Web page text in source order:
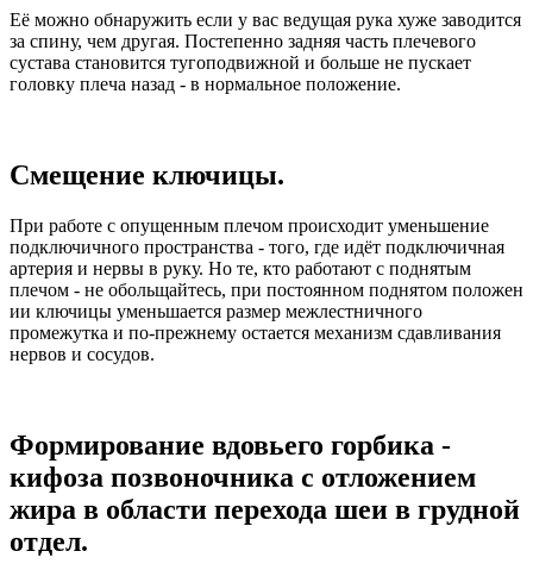
Её можно обнаружить если у вас ведущая рука хуже заводится
за спину, чем другая. Постепенно задняя часть плечевого
сустава становится тугоподвижной и больше не пускает
головку плеча назад - в нормальное положение.
Смещение ключицы.
При работе с опущенным плечом происходит уменьшение
подключичного пространства - того, где идёт подключичная
артерия и нервы в руку. Но те, кто работают с поднятым
плечом - не обольщайтесь, при постоянном поднятом положен
ии ключицы уменьшается размер межлестничного
промежутка и по-прежнему остается механизм сдавливания
нервов и сосудов.
Формирование вдовьего горбика -
кифоза позвоночника с отложением
жира в области перехода шеи в грудной
отдел.